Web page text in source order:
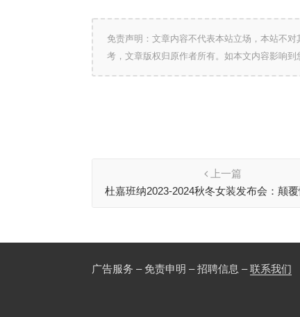
免责声明：文章内容不代表本站立场，本站不
考，文章版权归原作者所有。如本文内容影响
上一篇
杜嘉班纳2023-2024秋冬女装发布会：颠覆
广告服务 – 免责申明 – 招聘信息 –联系我们